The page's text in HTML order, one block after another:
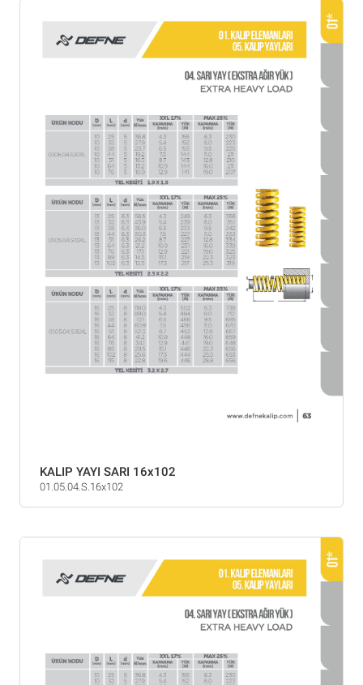
KALIP YAYI SARI 16x102
01.05.04.S.16x102